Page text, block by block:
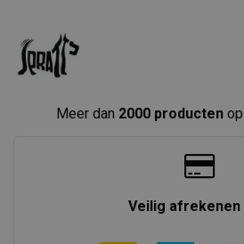
Meer dan 2000 producten op
Veilig afrekenen